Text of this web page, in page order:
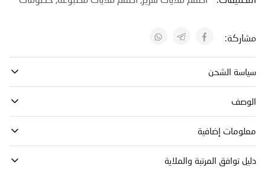
الشحن
إضافية
المرتبة والملاية